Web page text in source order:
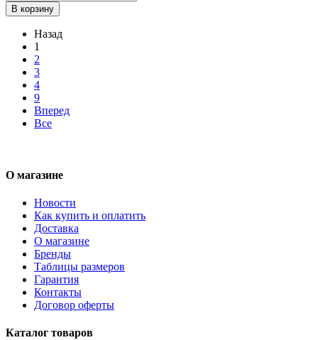
В корзину
Назад
1
2
3
4
9
Вперед
Все
О магазине
Новости
Как купить и оплатить
Доставка
О магазине
Бренды
Таблицы размеров
Гарантия
Контакты
Договор оферты
Каталог товаров